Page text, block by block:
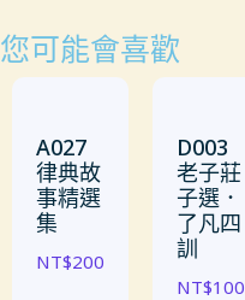
您可能會喜歡
A027
律典故
事精選
集
NT$200
D003
老子莊
子選．
了凡四
訓
NT$100